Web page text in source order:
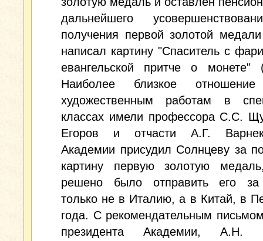
дальнейшего
получения первой золотой
написал картину "Спаситель с
евангельской притче о монете"
Наиболее близкое
художественным работам в
классах имели профессора С.С.
Егоров и отчасти А.Г.
Академии присудил Солнцеву за
картину первую золотую
решено было отправить его за
только не в Италию, а в Китай, в
года. С рекомендательным
президента Академии, А.Н.